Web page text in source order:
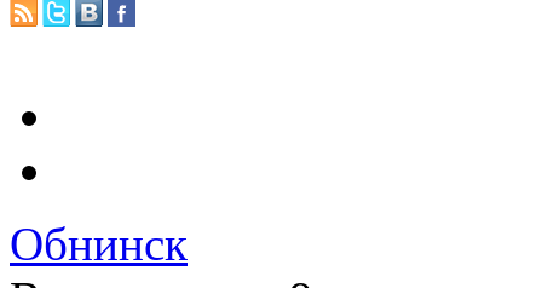
Обнинск